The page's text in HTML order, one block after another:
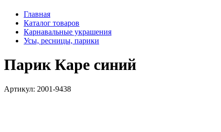
Главная
Каталог товаров
Карнавальные украшения
Усы, ресницы, парики
Парик Каре синий
Артикул: 2001-9438